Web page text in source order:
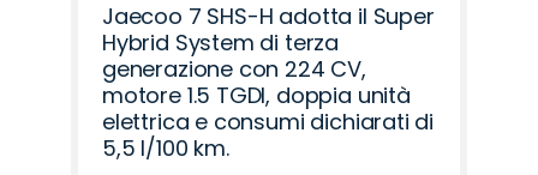
Jaecoo 7 SHS-H adotta il Super
Hybrid System di terza
generazione con 224 CV,
motore 1.5 TGDI, doppia unità
elettrica e consumi dichiarati di
5,5 l/100 km.